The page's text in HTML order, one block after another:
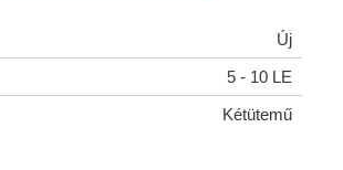
Új
5 - 10 LE
Kétütemű